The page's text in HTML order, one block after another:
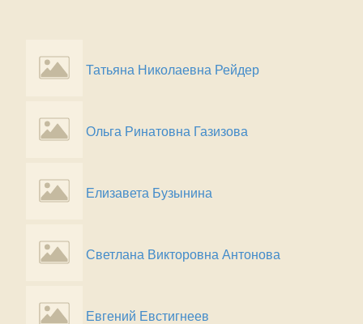
Татьяна Николаевна Рейдер
Ольга Ринатовна Газизова
Елизавета Бузынина
Светлана Викторовна Антонова
Евгений Евстигнеев